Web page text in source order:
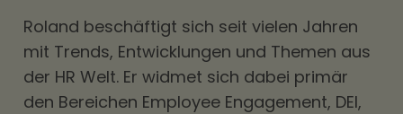
Roland beschäftigt sich seit vielen Jahren
mit Trends, Entwicklungen und Themen aus
der HR Welt. Er widmet sich dabei primär
den Bereichen Employee Engagement, DEI,